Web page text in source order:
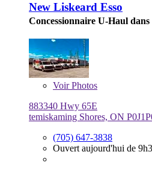
New Liskeard Esso
Concessionnaire U-Haul dans
VoirPhotos
883340 Hwy 65E
temiskaming Shores, ON
(705) 647-3838
Ouvert aujourd'hui de